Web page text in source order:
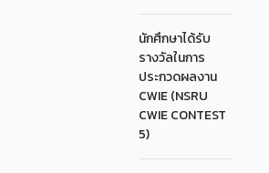
นักศึกษาได้รับ
รางวัลในการ
ประกวดผลงาน
CWIE (NSRU
CWIE CONTEST
5)